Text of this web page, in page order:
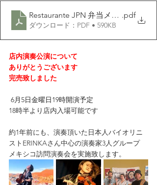
Restaurante JPN 弁当メニュー 2025
.pdf
ダウンロード：PDF • 590KB
店内演奏公演について
ありがとうございます
完売致しました
6月5日金曜日19時開演予定
18時半より店内入場可能です
約1年前にも、演奏頂いた日本人バイオリニ
ストERINKAさん中心の演奏家3人グループ
メキシコ訪問演奏会を実施致します。